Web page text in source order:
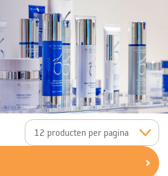
25 resultaten wordt getoond